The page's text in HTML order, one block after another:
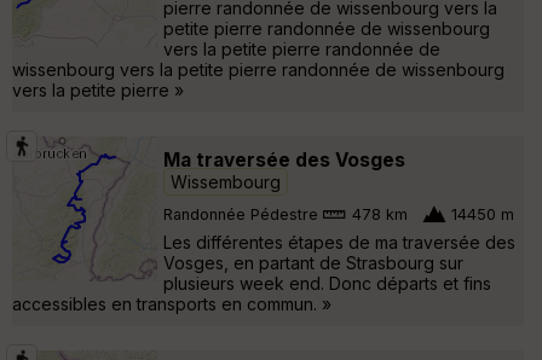
pierre randonnée de wissenbourg vers la
petite pierre randonnée de wissenbourg
vers la petite pierre randonnée de
wissenbourg vers la petite pierre randonnée de wissenbourg
vers la petite pierre »
Ma traversée des Vosges
Wissembourg
Randonnée Pédestre 478 km 14450 m
Les différentes étapes de ma traversée des
Vosges, en partant de Strasbourg sur
plusieurs week end. Donc départs et fins
accessibles en transports en commun. »